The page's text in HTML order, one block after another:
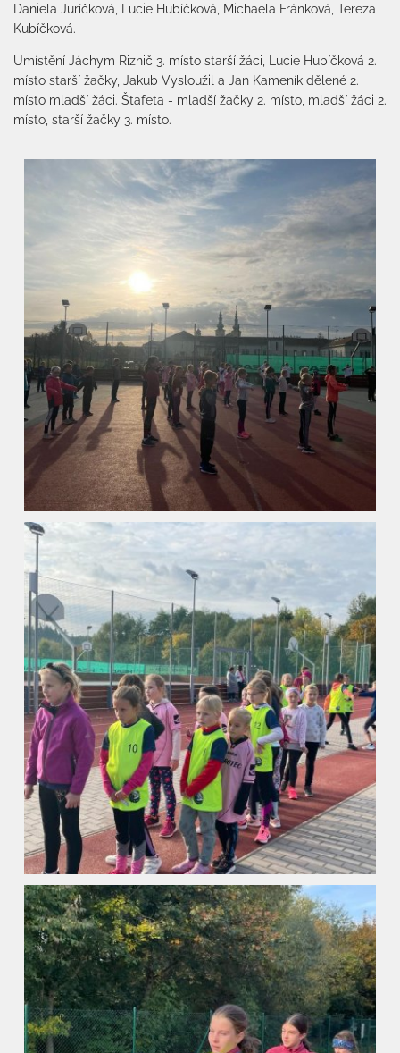
Daniela Juríčková, Lucie Hubíčková, Michaela Fránková, Tereza
Kubíčková.
Umístění Jáchym Riznič 3. místo starší žáci, Lucie Hubíčková 2.
místo starší žačky, Jakub Vysloužil a Jan Kameník dělené 2.
místo mladší žáci. Štafeta - mladší žačky 2. místo, mladší žáci 2.
místo, starší žačky 3. místo.